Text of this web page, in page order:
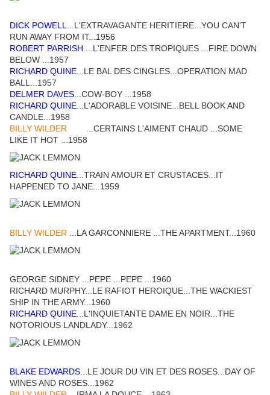
DICK POWELL
...L'EXTRAVAGANTE HERITIERE...YOU CAN'T
RUN AWAY FROM IT...1956
ROBERT PARRISH ...L'ENFER DES TROPIQUES ...FIRE DOWN
BELOW ...1957
RICHARD QUINE ...LE BAL DES CINGLES...OPERATION MAD
BALL...1957
DELMER DAVES ...COW-BOY ...1958
RICHARD QUINE ...L'ADORABLE VOISINE...BELL BOOK AND
CANDLE...1958
BILLY WILDER
...CERTAINS L'AIMENT CHAUD ...SOME
LIKE IT HOT ...1958
RICHARD QUINE ...TRAIN AMOUR ET CRUSTACES...IT
HAPPENED TO JANE...1959
BILLY WILDER ...LA GARCONNIERE ...THE APARTMENT...1960
GEORGE SIDNEY ...PEPE ...PEPE ...1960
RICHARD MURPHY...LE RAFIOT HEROIQUE...THE WACKIEST
SHIP IN THE ARMY...1960
RICHARD QUINE ...L'INQUIETANTE DAME EN NOIR...THE
NOTORIOUS LANDLADY...1962
BLAKE EDWARDS ...LE JOUR DU VIN ET DES ROSES...DAY OF
WINES AND ROSES...1962